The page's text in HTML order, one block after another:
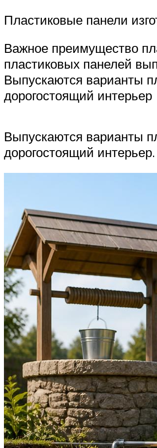
Пластиковые панели
Важное преимущество
пластиковых панелей
Выпускаются варианты
дорогостоящий интерьер
Выпускаются варианты
дорогостоящий интерьер.